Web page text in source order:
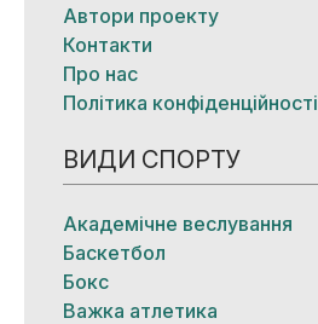
Автори проекту
Контакти
Про нас
Політика конфіденційності
ВИДИ СПОРТУ
Академічне веслування
Баскетбол
Бокс
Важка атлетика